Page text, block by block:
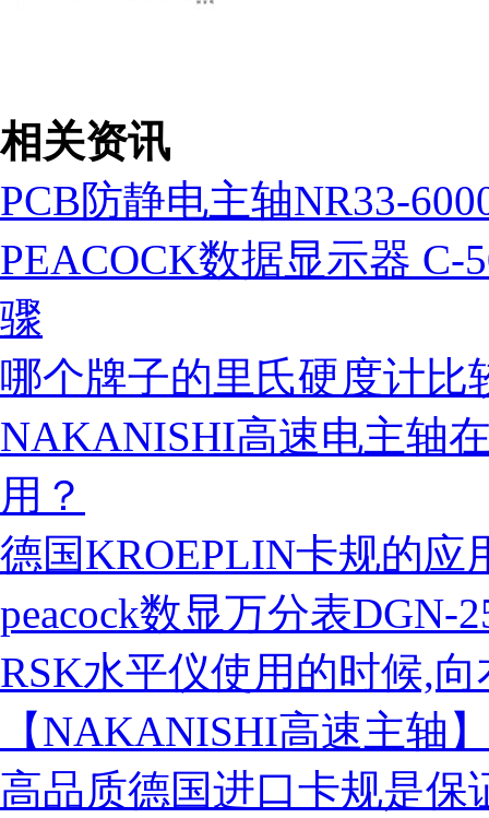
税务登记证
营业执照
相关资讯
PCB防静电主轴NR33-
PEACOCK数据显示器 C-
骤
哪个牌子的里氏硬度计比
NAKANISHI高速电主轴
用？
德国KROEPLIN卡规的应
peacock数显万分表DGN-
RSK水平仪使用的时候,
【NAKANISHI高速主轴
高品质德国进口卡规是保